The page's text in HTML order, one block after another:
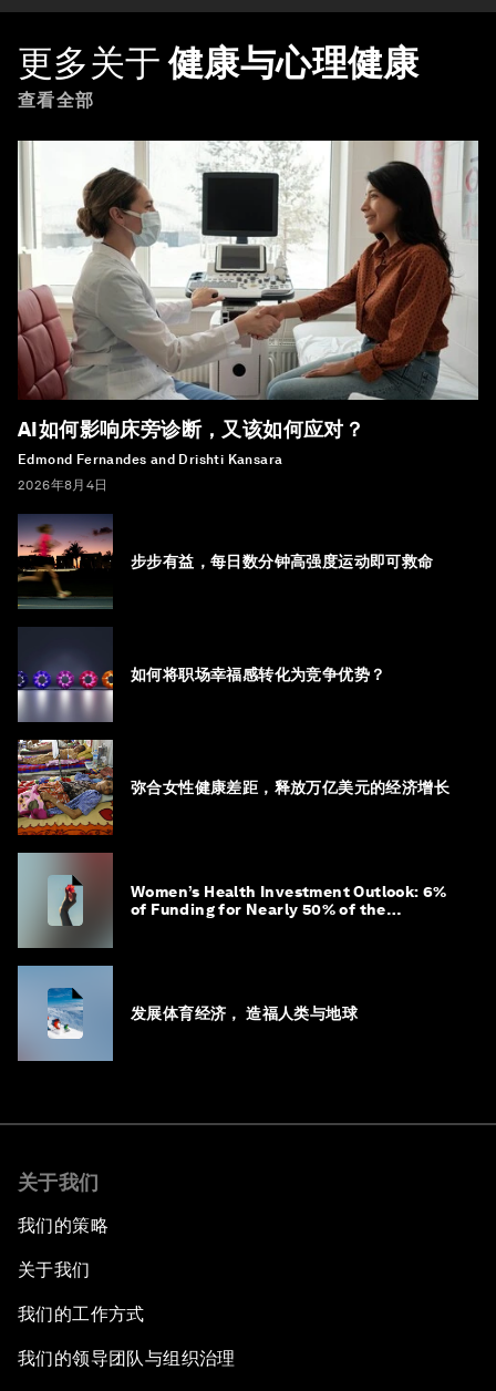
更多关于 健康与心理健康
查看全部
AI如何影响床旁诊断，又该如何应对？
Edmond Fernandes and Drishti Kansara
2026年8月4日
步步有益，每日数分钟高强度运动即可救命
如何将职场幸福感转化为竞争优势？
弥合女性健康差距，释放万亿美元的经济增长
Women’s Health Investment Outlook: 6%
of Funding for Nearly 50% of the
发展体育经济， 造福人类与地球
关于我们
我们的策略
关于我们
我们的工作方式
我们的领导团队与组织治理